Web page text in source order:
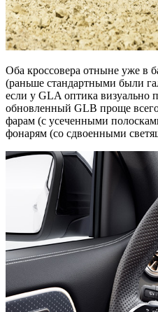
Оба кроссовера отныне уже в
(раньше стандартными были
если у GLA оптика визуально
обновленный GLB проще
фарам (с усеченными
фонарям (со сдвоенными